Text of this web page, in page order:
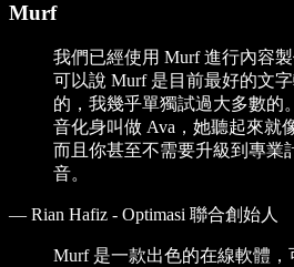
Murf
我們已經使用 Murf 進行內容
可以說 Murf 是目前最好的文
的，我幾乎單獨試過大多數的
音化身叫做 Ava，她聽起來就
而且你甚至不需要升級到專業
音。
— Rian Hafiz - Optimasi 聯合創始人
Murf 是一款出色的在線軟體